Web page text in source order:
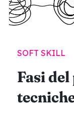
SOFT SKILL
Fasi